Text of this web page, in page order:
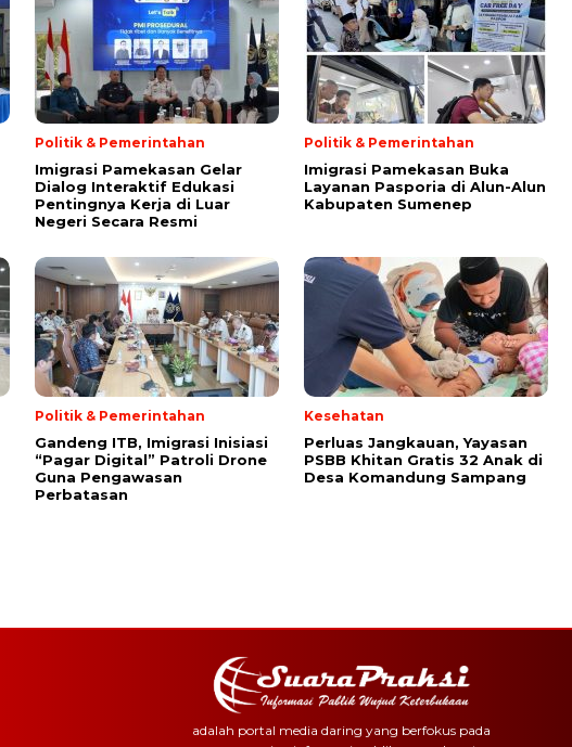
Politik & Pemerintahan
Imigrasi Pamekasan Gelar
Dialog Interaktif Edukasi
Pentingnya Kerja di Luar
Negeri Secara Resmi
Politik & Pemerintahan
Imigrasi Pamekasan Buka
Layanan Pasporia di Alun-Alun
Kabupaten Sumenep
Politik & Pemerintahan
Gandeng ITB, Imigrasi Inisiasi
“Pagar Digital” Patroli Drone
Guna Pengawasan
Perbatasan
Kesehatan
Perluas Jangkauan, Yayasan
PSBB Khitan Gratis 32 Anak di
Desa Komandung Sampang
adalah portal media daring yang berfokus pada